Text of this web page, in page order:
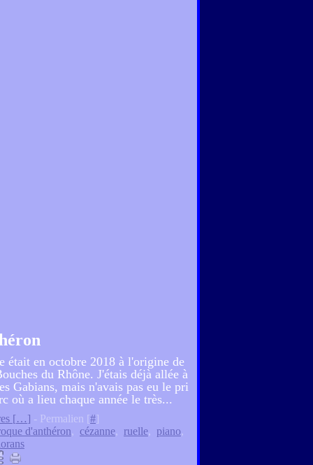
était en octobre 2018 à l'origine de
du Rhône. J'étais déjà allée à
Gabians, mais n'avais pas eu le pri
où a lieu chaque année le très...
[…] - Permalien [#]
d'anthéron, cézanne, ruelle, piano,